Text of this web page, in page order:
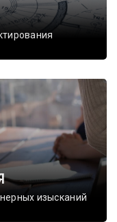
изысканий